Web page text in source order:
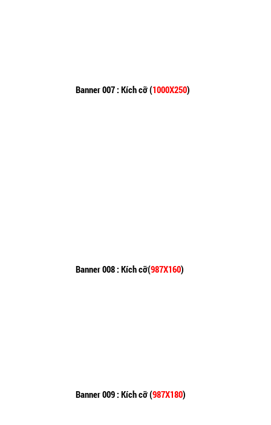
Banner 007 : Kích cỡ (1000X250)
Banner 008 : Kích cỡ(987X160)
Banner 009 : Kích cỡ (987X180)